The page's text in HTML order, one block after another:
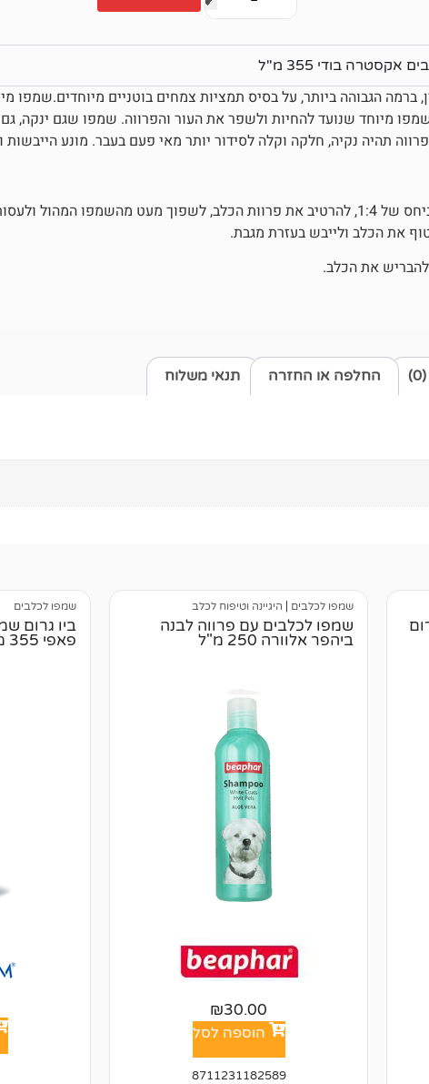
בודי 355 מ"ל
ברמה הגבוהה ביותר, על בסיס תמציות צמחים בוטניים מיוחדים.שמפו
מיוחד שנועד להחיות ולשפר את העור והפרווה. שמפו שגם ינקה, גם
תהיה נקיה, חלקה וקלה לסידור יותר מאי פעם בעבר. מונע הייבשות
יש למהול את השמפו ביחס של 1:4, להרטיב את פרוות הכלב, לשפוך מעט מהשמפו
את הכלב ולייבש בעזרת מגבת.
את הכלב.
תנאי משלוח החלפה או החזרה
שמפו לכלבים | היגיינה וטיפוח לכלב
שמפו לכלבים עם פרווה לבנה
ביהפר אלוורה 250 מ"ל
₪30.00
הוספה לסל
8711231182589
שמפו לכלבים
ביו גרום
פאפי 355 מ"ל